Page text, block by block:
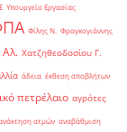
Υπουργείο Εργασίας
Φίλης Ν. Φραγκογιάννης
Αλ. Χατζηθεοδοσίου Γ.
άδεια έκθεση αποβλήτων
πετρέλαιο αγρότες
ατμών αναβάθμιση